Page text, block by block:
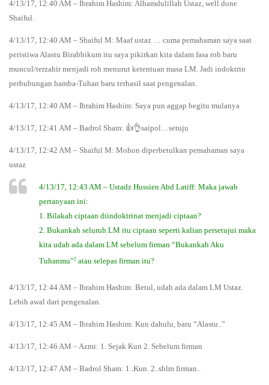
4/13/17, 12:40 AM – Ibrahim Hashim: Alhamdulillah Ustaz, well done
Shaiful.
4/13/17, 12:40 AM – Shaiful M: Maaf ustaz … cuma pemahaman saya saat
peristiwa Alastu Birabbikum itu saya pikirkan kita dalam fasa roh baru
muncul/terzahir menjadi roh menurut ketentuan masa LM. Jadi indoktrin
perhubungan hamba-Tuhan baru terhasil saat pengenalan.
4/13/17, 12:40 AM – Ibrahim Hashim: Saya pun aggap begitu mulanya
4/13/17, 12:41 AM – Badrol Sham: 👍👌saipol…setuju
4/13/17, 12:42 AM – Shaiful M: Mohon diperbetulkan pemahaman saya
ustaz
4/13/17, 12:43 AM – Ustadz Hussien Abd Latiff: Maka jawab
pertanyaan ini:
1. Bilakah ciptaan diindoktrinat menjadi ciptaan?
2. Bukankah seluruh LM itu ciptaan seperti kalian persetujui maka
kita udah ada dalam LM sebelum firman “Bukankah Aku
Tuhanmu”2 atau selepas firman itu?
4/13/17, 12:44 AM – Ibrahim Hashim: Betul, udah ada dalam LM Ustaz.
Lebih awal dari pengenalan.
4/13/17, 12:45 AM – Ibrahim Hashim: Kun dahulu, baru “Alastu..”
4/13/17, 12:46 AM – Azmi: 1. Sejak Kun 2. Sebelum firman
4/13/17, 12:47 AM – Badrol Sham: 1..Kun. 2..sblm firman..